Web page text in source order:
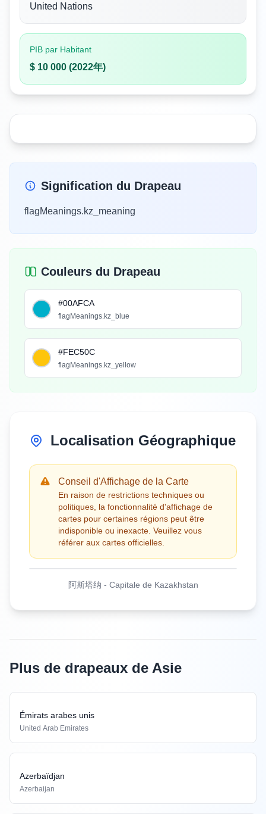
United Nations
PIB par Habitant
$ 10 000 (2022年)
Signification du Drapeau
flagMeanings.kz_meaning
Couleurs du Drapeau
#00AFCA
flagMeanings.kz_blue
#FEC50C
flagMeanings.kz_yellow
Localisation Géographique
Conseil d'Affichage de la Carte
En raison de restrictions techniques ou
politiques, la fonctionnalité d'affichage de
cartes pour certaines régions peut être
indisponible ou inexacte. Veuillez vous
référer aux cartes officielles.
阿斯塔纳 - Capitale de Kazakhstan
Plus de drapeaux de Asie
Émirats arabes unis
United Arab Emirates
Azerbaïdjan
Azerbaijan